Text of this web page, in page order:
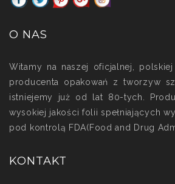
O NAS
Witamy na naszej oficjalnej,
producenta opakowań z tworzyw
istniejemy już od lat 80-tych.
wysokiej jakości folii spełniających
pod kontrolą FDA(Food and Drug
KONTAKT